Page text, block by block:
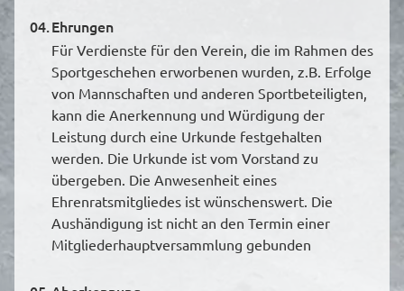
04.Ehrungen
Für Verdienste für den Verein, die im Rahmen des
Sportgeschehen erworbenen wurden, z.B. Erfolge
von Mannschaften und anderen Sportbeteiligten,
kann die Anerkennung und Würdigung der
Leistung durch eine Urkunde festgehalten
werden. Die Urkunde ist vom Vorstand zu
übergeben. Die Anwesenheit eines
Ehrenratsmitgliedes ist wünschenswert. Die
Aushändigung ist nicht an den Termin einer
Mitgliederhauptversammlung gebunden